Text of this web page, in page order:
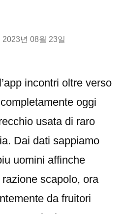
2023년 08월 23일
incontri oltre verso
oggi
usata di raro
Dai dati sappiamo
uomini affinche
scapolo, ora
da fruitori